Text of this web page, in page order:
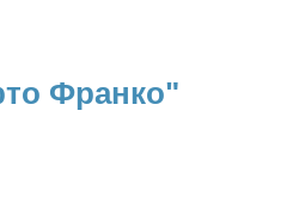
Франко"